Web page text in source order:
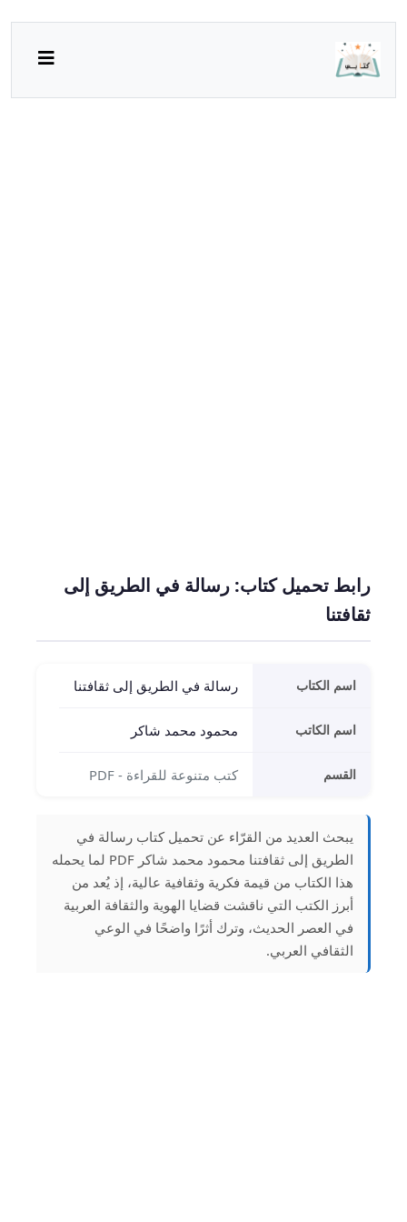
رابط تحميل كتاب: رسالة في الطريق إلى
ثقافتنا
اسم الكتاب رسالة في الطريق إلى ثقافتنا
اسم الكاتب محمود محمد شاكر
القسم كتب متنوعة للقراءة - PDF
يبحث العديد من القرّاء عن تحميل كتاب رسالة في
الطريق إلى ثقافتنا محمود محمد شاكر PDF لما يحمله
هذا الكتاب من قيمة فكرية وثقافية عالية، إذ يُعد من
أبرز الكتب التي ناقشت قضايا الهوية والثقافة العربية
في العصر الحديث، وترك أثرًا واضحًا في الوعي
الثقافي العربي.